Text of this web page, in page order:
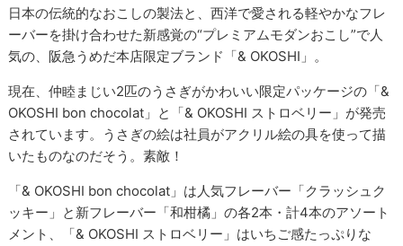
日本の伝統的なおこしの製法と、西洋で愛される軽やかなフレ
ーバーを掛け合わせた新感覚の“プレミアムモダンおこし”で人
気の、阪急うめだ本店限定ブランド「& OKOSHI」。
現在、仲睦まじい2匹のうさぎがかわいい限定パッケージの「&
OKOSHI bon chocolat」と「& OKOSHI ストロベリー」が発売
されています。うさぎの絵は社員がアクリル絵の具を使って描
いたものなのだそう。素敵！
「& OKOSHI bon chocolat」は人気フレーバー「クラッシュク
ッキー」と新フレーバー「和柑橘」の各2本・計4本のアソート
メント、「& OKOSHI ストロベリー」はいちご感たっぷりな